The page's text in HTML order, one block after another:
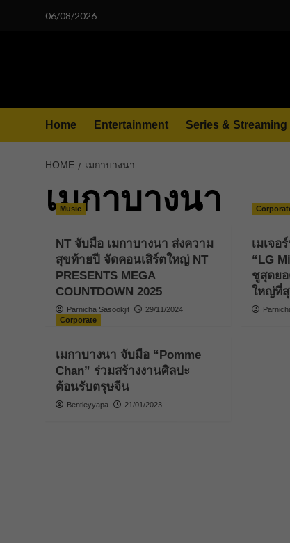
06/08/2026
Home Entertainment Series & Streaming
HOME เมกาบางนา
เมกาบางนา
Music
NT จับมือ เมกาบางนา ส่งความ
สุขท้ายปี จัดคอนเสิร์ตใหญ่ NT
PRESENTS MEGA
COUNTDOWN 2025
Parnicha Sasookjit 29/11/2024
เมเจอ
“LG
ชูสุดย
ใหญ่ที่
Corporate
เมกาบางนา จับมือ “Pomme
Chan” ร่วมสร้างงานศิลปะ
ต้อนรับตรุษจีน
Bentleyyapa 21/01/2023